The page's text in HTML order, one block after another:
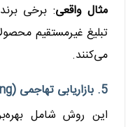
مثال واقعی: برخی
تبلیغ غیرمستقیم
می‌کنند.
5. بازاریابی تهاجمی (Ambush Marketing)
این روش شامل